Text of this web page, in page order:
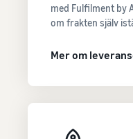
med Fulfilment by
om frakten själv
Mer om